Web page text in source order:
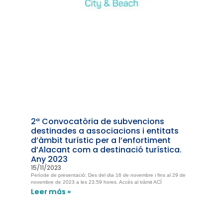
2ª Convocatòria de subvencions
destinades a associacions i entitats
d’àmbit turístic per a l’enfortiment
d’Alacant com a destinació turística.
Any 2023
15/11/2023
Període de presentació: Des del dia 16 de novembre i fins al 29 de
novembre de 2023 a les 23.59 hores. Accés al tràmit ACÍ
Leer más »